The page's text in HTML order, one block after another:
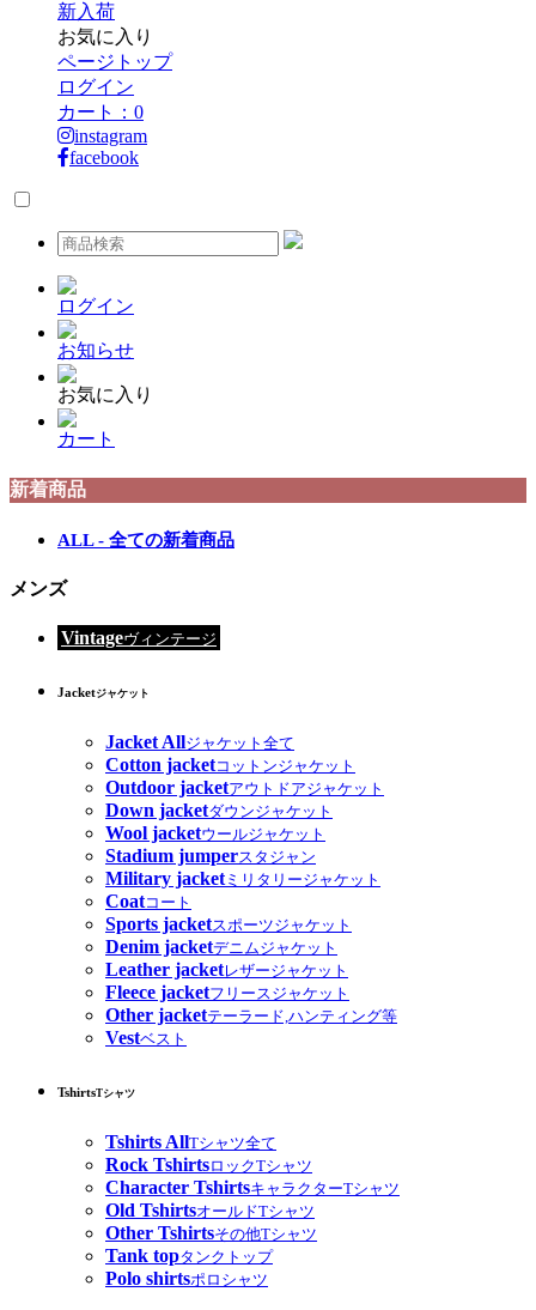
新入荷
お気に入り
ページトップ
ログイン
カート： 0
instagram
facebook
ログイン
お知らせ
お気に入り
カート
新着商品
ALL - 全ての新着商品
メンズ
Vintageヴィンテージ
Jacketジャケット
Jacket Allジャケット全て
Cotton jacketコットンジャケット
Outdoor jacketアウトドアジャケット
Down jacketダウンジャケット
Wool jacketウールジャケット
Stadium jumperスタジャン
Military jacketミリタリージャケット
Coatコート
Sports jacketスポーツジャケット
Denim jacketデニムジャケット
Leather jacketレザージャケット
Fleece jacketフリースジャケット
Other jacketテーラード,ハンティング等
Vestベスト
TshirtsTシャツ
Tshirts AllTシャツ全て
Rock TshirtsロックTシャツ
Character TshirtsキャラクターTシャツ
Old TshirtsオールドTシャツ
Other Tshirtsその他Tシャツ
Tank topタンクトップ
Polo shirtsポロシャツ